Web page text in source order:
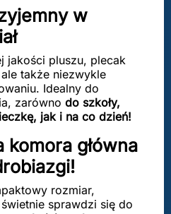
w
jakości pluszu, plecak
także niezwykle
Idealny do
zarówno do szkoły,
jak i na co dzień!
komora główna
rozmiar,
sprawdzi się do